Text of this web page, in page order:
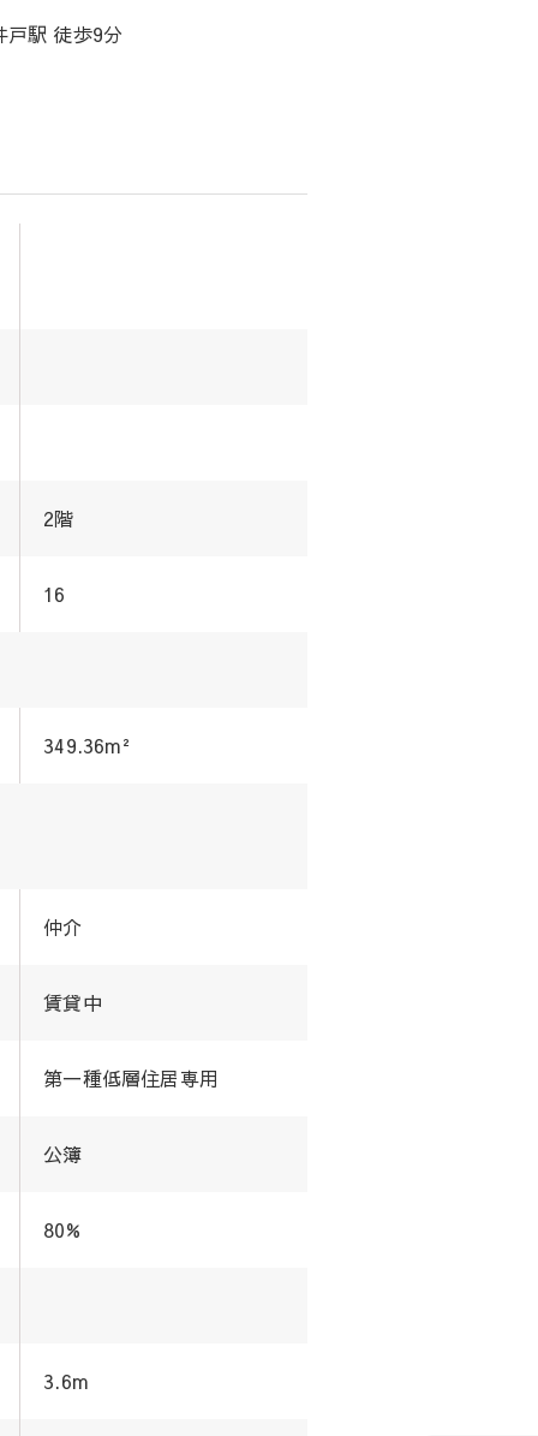
戸駅 徒歩9分
2階
16
349.36m²
仲介
賃貸中
第一種低層住居専用
公簿
80%
3.6m